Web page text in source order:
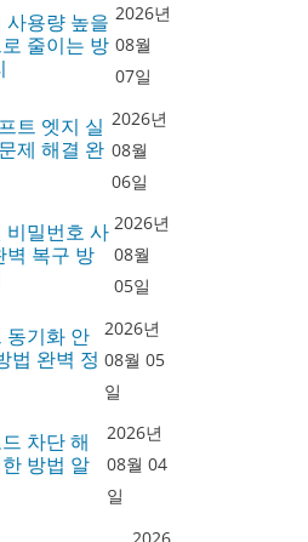
사용량 높을
줄이는 방
2026년
08월
07일
트 엣지 실
제 해결 완
2026년
08월
06일
비밀번호 사
벽 복구 방
2026년
08월
05일
동기화 안
법 완벽 정
2026년
08월 05
일
차단 해
방법 알
2026년
08월 04
일
2026